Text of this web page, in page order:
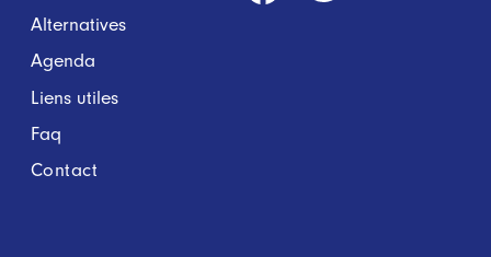
Alternatives
Agenda
Liens utiles
Faq
Contact